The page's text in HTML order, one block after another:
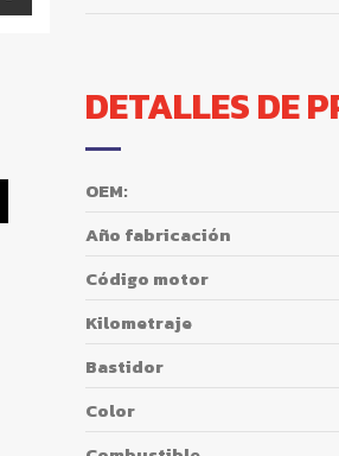
DETALLES DE
OEM:
Año fabricación
Código motor
Kilometraje
Bastidor
Color